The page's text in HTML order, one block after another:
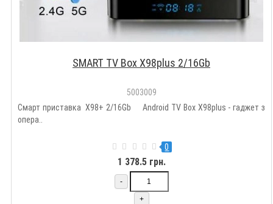
SMART TV Box X98plus 2/16Gb
5003009
Смарт приставка X98+ 2/16Gb Android TV Box X98plus - гаджет з
опера..
0
1 378.5 грн.
-
+